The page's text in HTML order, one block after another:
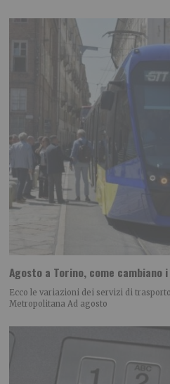
Agosto a Torino, come cambiano
Ecco le variazioni dei servizi di
Metropolitana Ad agosto